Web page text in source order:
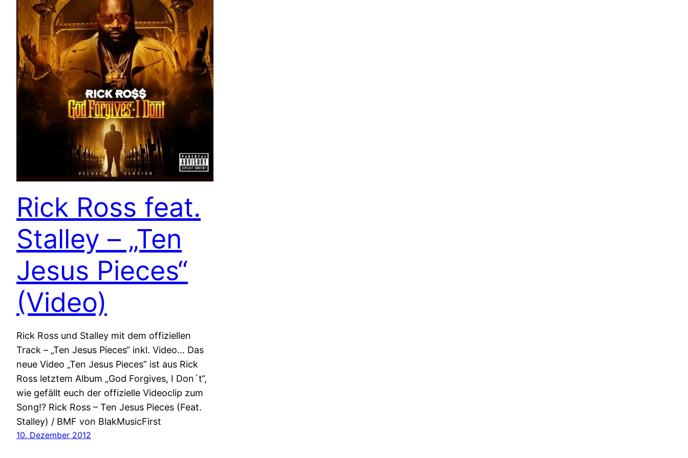
Rick Ross feat.
Stalley – „Ten
Jesus Pieces“
(Video)
Rick Ross und Stalley mit dem offiziellen
Track – „Ten Jesus Pieces“ inkl. Video… Das
neue Video „Ten Jesus Pieces” ist aus Rick
Ross letztem Album „God Forgives, I Don´t“,
wie gefällt euch der offizielle Videoclip zum
Song!? Rick Ross – Ten Jesus Pieces (Feat.
Stalley) / BMF von BlakMusicFirst
10. Dezember 2012